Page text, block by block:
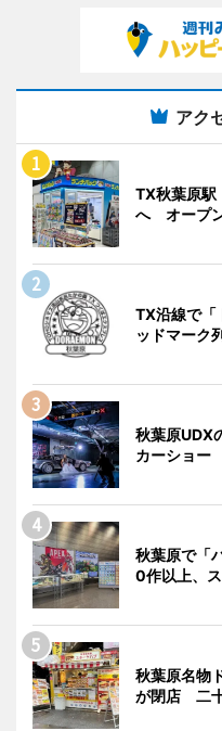
アク
TX秋葉原駅
へ オープ
TX沿線で「
ッドマーク
秋葉原UDX
カーショー
秋葉原で「
0作以上、
秋葉原名物
が閉店 二